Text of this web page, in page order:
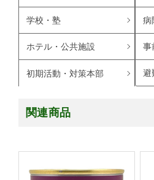
学校・塾 病
ホテル・公共施設 事
初期活動・対策本部 避
関連商品